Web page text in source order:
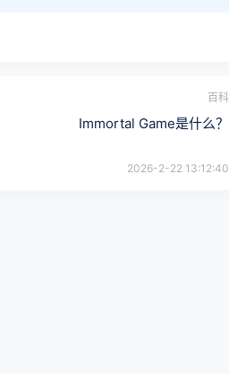
百科
Immortal Game是什么？
2026-2-22 13:12:40